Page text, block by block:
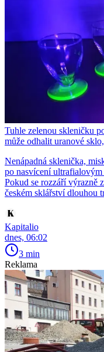
Tuhle zelenou skleničku
může odhalit uranové
Nenápadná sklenička,
po nasvícení
Pokud se rozzáří výrazně
českém sklářství dlouhou
Kapitalio
dnes, 06:02
3 min
Reklama